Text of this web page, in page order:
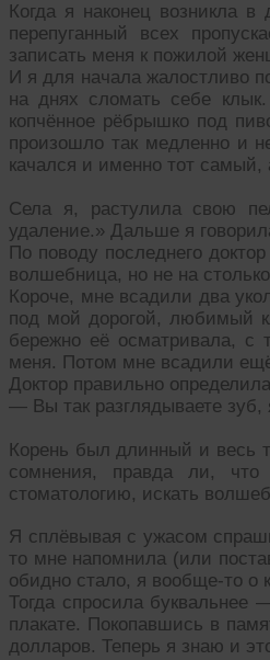
Когда я наконец возникла
перепуганный всех
записать меня к пожилой
И я для начала жалостливо
на днях сломать себе
копчённое рёбрышко под
произошло так медленно и
качался и именно тот
Села я, растулила свою
удаление.» Дальше я
По поводу последнего
волшебница, но не на
Короче, мне всадили два
под мой дорогой, любимый
бережно её осматривала, с
меня. Потом мне всадили
Доктор правильно
— Вы так разглядываете зуб,
Корень был длинный и весь
сомнения, правда ли,
стоматологию, искать
Я сплёвывая с ужасом
то мне напомнила (или
обидно стало, я вообще-то о
Тогда спросила буквальнее
плакате. Покопавшись в
долларов. Теперь я знаю и